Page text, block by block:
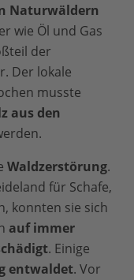
Naturwäldern
wie Öl und Gas
der
Der lokale
musste
aus den
Waldzerstörung.
für Schafe,
konnten sie sich
auf immer
. Einige
entwaldet. Vor